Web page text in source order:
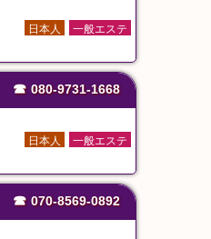
一般エステ
日本人
☎ 080-9731-1668
一般エステ
日本人
☎ 070-8569-0892